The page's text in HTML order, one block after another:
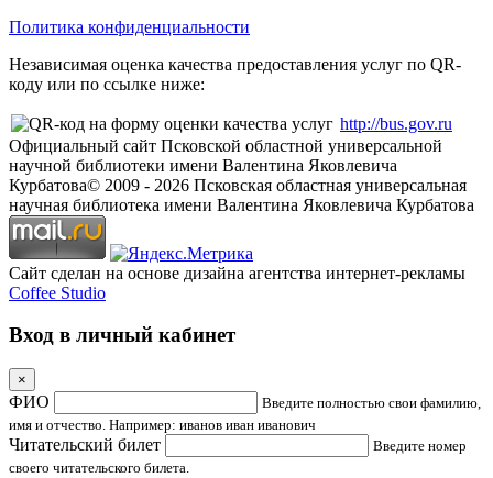
Политика конфиденциальности
Независимая оценка качества предоставления услуг по QR-
коду или по ссылке ниже:
http://bus.gov.ru
Официальный сайт Псковской областной универсальной
научной библиотеки имени Валентина Яковлевича
Курбатова© 2009 - 2026 Псковская областная универсальная
научная библиотека имени Валентина Яковлевича Курбатова
Сайт сделан на основе дизайна агентства интернет-рекламы
Coffee Studio
Вход в личный кабинет
×
ФИО
Введите полностью свои фамилию,
имя и отчество. Например: иванов иван иванович
Читательский билет
Введите номер
своего читательского билета.